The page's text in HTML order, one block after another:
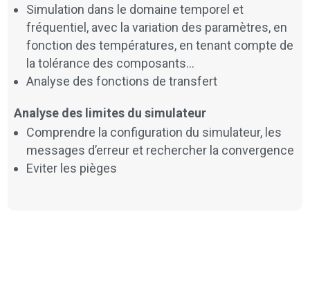
Simulation dans le domaine temporel et
fréquentiel, avec la variation des paramètres, en
fonction des températures, en tenant compte de
la tolérance des composants…
Analyse des fonctions de transfert
Analyse des limites du simulateur
Comprendre la configuration du simulateur, les
messages d’erreur et rechercher la convergence
Eviter les pièges